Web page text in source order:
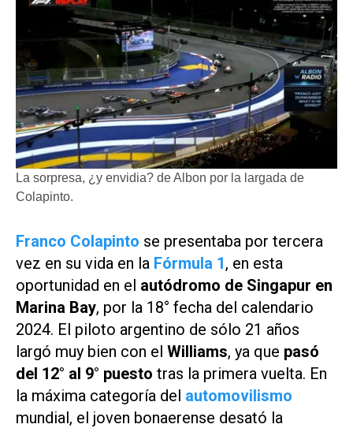
La sorpresa, ¿y envidia? de Albon por la largada de
Colapinto.
Franco Colapinto se presentaba por tercera
vez en su vida en la Fórmula 1, en esta
oportunidad en el autódromo de Singapur en
Marina Bay, por la 18° fecha del calendario
2024. El piloto argentino de sólo 21 años
largó muy bien con el Williams, ya que pasó
del 12° al 9° puesto tras la primera vuelta. En
la máxima categoría del automovilismo
mundial, el joven bonaerense desató la